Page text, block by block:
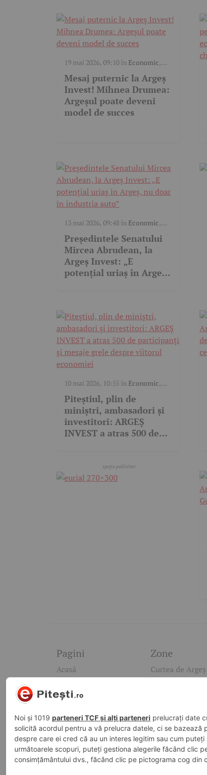
19 mai 2026, 09:10 în Economic,
Video
Mesaj puternic la Argeș
Invest! Mihnea Drumea:
Argeșul poate deveni
model de succes
13 mai 2026, 09:48 în Economic,
Video
Președintele Senatului
Mircea Abrudean, la
Argeș Invest: „E
potențial uriaș în Argeș,
10 mai 2026, 10:55 în Economic,
Video
Piteștiul, plin de
miniștri, ambasadori și
investitori: ARGEȘ
INVEST a atras 500 de
economiei
Pagini
Acasă
Contact
Politică de
confidențialitate
Zone
Curtea de Argeș
Mioveni
Câmpulung